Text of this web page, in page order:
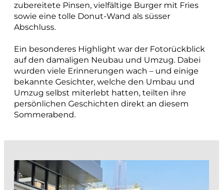
Güterwege, Drainagen und Bewässerung
BIM
messen und dokumentieren
Katasternachführung
Bau- und Ingenieurvermessung
Monitoring
Beweissicherung
Abflussmessungen
Vertrieb Emlid
zubereitete Pinsen, vielfältige Burger mit Fries
sowie eine tolle Donut-Wand als süsser
Abschluss.
Ein besonderes Highlight war der Fotorückblick
auf den damaligen Neubau und Umzug. Dabei
wurden viele Erinnerungen wach – und einige
bekannte Gesichter, welche den Umbau und
Umzug selbst miterlebt hatten, teilten ihre
persönlichen Geschichten direkt an diesem
Sommerabend.